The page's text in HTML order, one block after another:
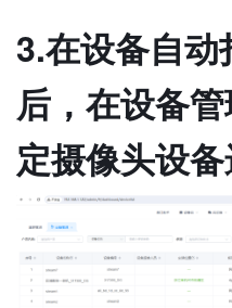
3.在设备自
后，在设备
定摄像头设备